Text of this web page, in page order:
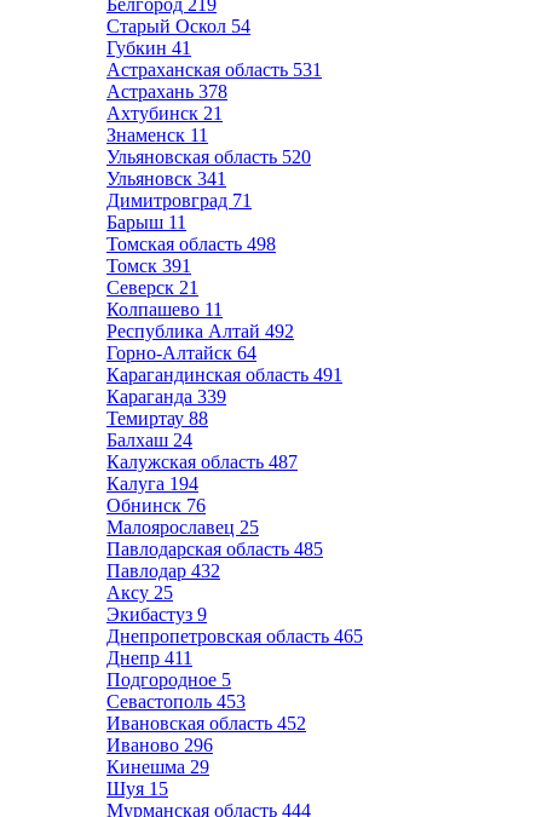
Белгород 219
Старый Оскол 54
Губкин 41
Астраханская область 531
Астрахань 378
Ахтубинск 21
Знаменск 11
Ульяновская область 520
Ульяновск 341
Димитровград 71
Барыш 11
Томская область 498
Томск 391
Северск 21
Колпашево 11
Республика Алтай 492
Горно-Алтайск 64
Карагандинская область 491
Караганда 339
Темиртау 88
Балхаш 24
Калужская область 487
Калуга 194
Обнинск 76
Малоярославец 25
Павлодарская область 485
Павлодар 432
Аксу 25
Экибастуз 9
Днепропетровская область 465
Днепр 411
Подгородное 5
Севастополь 453
Ивановская область 452
Иваново 296
Кинешма 29
Шуя 15
Мурманская область 444